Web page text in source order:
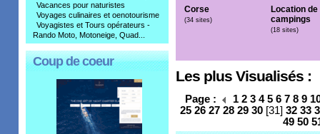
Vacances pour naturistes
Voyages culinaires et oenotourisme
Voyagistes et Tours opérateurs -
Rando Moto, Motoneige, Quad...
Coup de coeur
Corse
(34 sites)
Location
campings
(18 sites)
Les plus Visualisés :
Page : 1 2 3 4 5 6 7 8 9
25 26 27 28 29 30[31] 32 33
49 50